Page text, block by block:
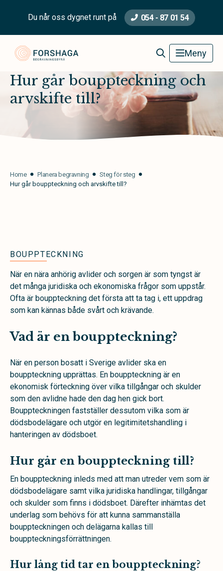
Du når oss dygnet runt på 054 - 87 01 54
Forshaga Begravningsbyrå Meny
Hur går bouppteckning och
arvskifte till?
Home Planera begravning
Steg för steg
Hur går bouppteckning och arvskifte till?
BOUPPTECKNING
När en nära anhörig avlider och sorgen är som tyngst är
det många juridiska och ekonomiska frågor som uppstår.
Ofta är bouppteckning det första att ta tag i, ett uppdrag
som kan kännas både svårt och krävande.
Vad är en bouppteckning?
När en person bosatt i Sverige avlider ska en
bouppteckning upprättas. En bouppteckning är en
ekonomisk förteckning över vilka tillgångar och skulder
som den avlidne hade den dag hen gick bort.
Bouppteckningen fastställer dessutom vilka som är
dödsbodelägare och utgör en legitimitetshandling i
hanteringen av dödsboet.
Hur går en bouppteckning till?
En bouppteckning inleds med att man utreder vem som är
dödsbodelägare samt vilka juridiska handlingar, tillgångar
och skulder som finns i dödsboet. Därefter inhämtas det
underlag som behövs för att kunna sammanställa
bouppteckningen och delägarna kallas till
bouppteckningsförrättningen.
Hur lång tid tar en bouppteckning?